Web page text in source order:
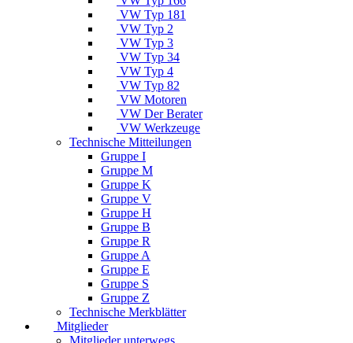
VW Typ 181
VW Typ 2
VW Typ 3
VW Typ 34
VW Typ 4
VW Typ 82
VW Motoren
VW Der Berater
VW Werkzeuge
Technische Mitteilungen
Gruppe I
Gruppe M
Gruppe K
Gruppe V
Gruppe H
Gruppe B
Gruppe R
Gruppe A
Gruppe E
Gruppe S
Gruppe Z
Technische Merkblätter
Mitglieder
Mitglieder unterwegs